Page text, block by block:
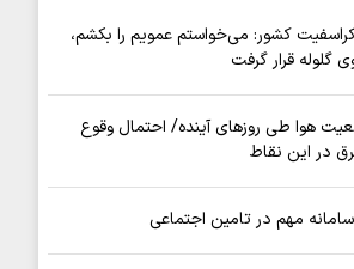
کشور: می‌خواستم عمویم را بکشم،
گلوله قرار گرفت
هوا طی روزهای آینده/ احتمال وقوع
در این نقاط
مهم در تامین اجتماعی